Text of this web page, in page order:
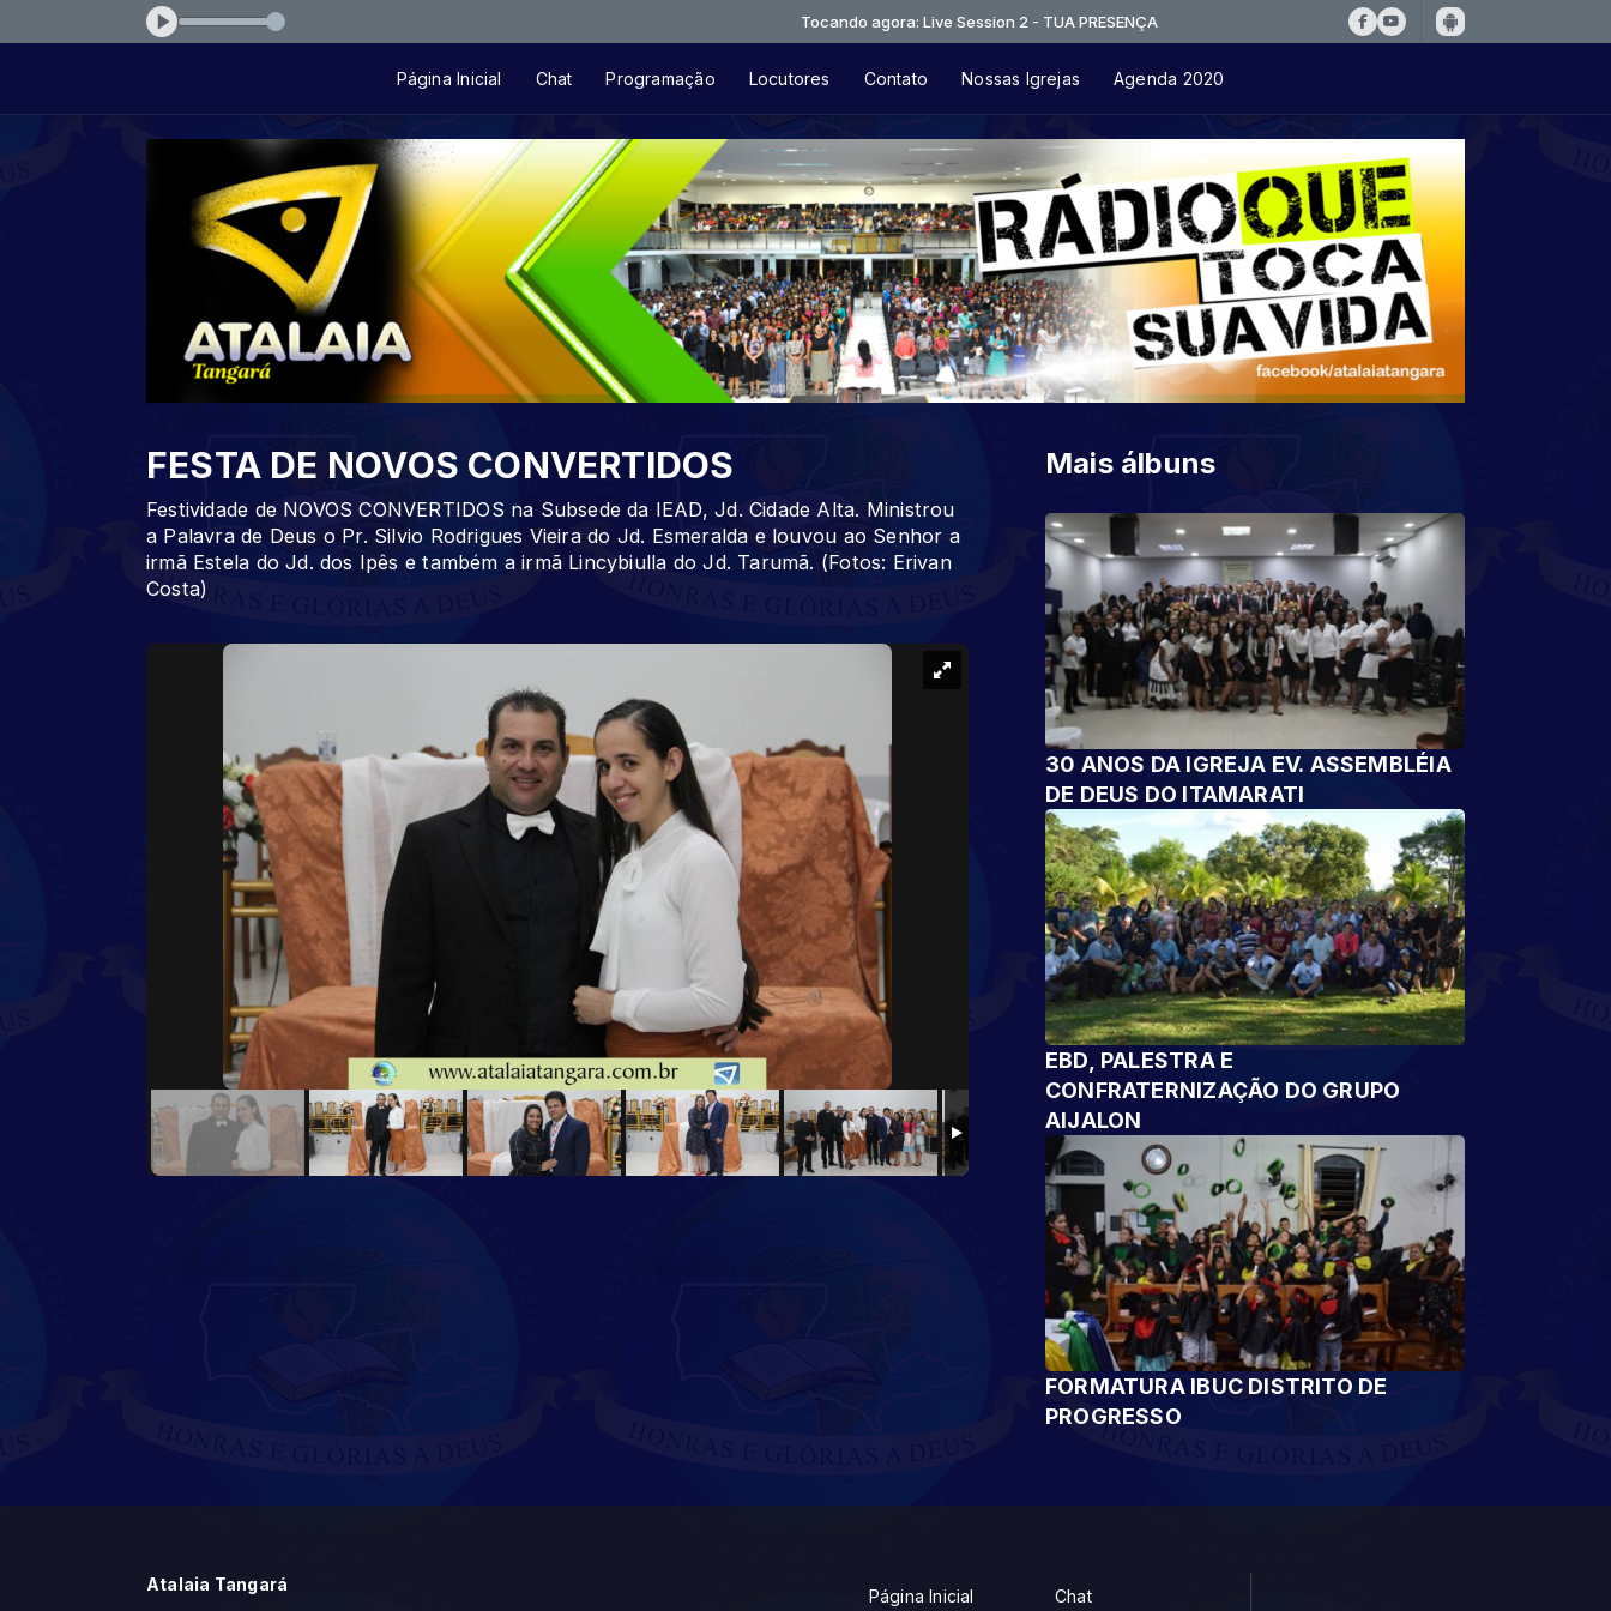
Tocando agora: Live Session 2 - TUA PRESENÇA
Página Inicial Chat Programação Locutores Contato Nossas Igrejas Agenda 2020
FESTA DE NOVOS CONVERTIDOS
Festividade de NOVOS CONVERTIDOS na Subsede da IEAD, Jd. Cidade Alta. Ministrou
a Palavra de Deus o Pr. Silvio Rodrigues Vieira do Jd. Esmeralda e louvou ao Senhor a
irmã Estela do Jd. dos Ipês e também a irmã Lincybiulla do Jd. Tarumã. (Fotos: Erivan
Costa)
Mais álbuns
30 ANOS DA IGREJA EV. ASSEMBLÉIA
DE DEUS DO ITAMARATI
EBD, PALESTRA E
CONFRATERNIZAÇÃO DO GRUPO
AIJALON
FORMATURA IBUC DISTRITO DE
PROGRESSO
Atalaia Tangará
Página Inicial Chat